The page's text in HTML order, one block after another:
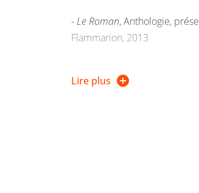
-Le Roman, Anthologie,
Flammarion, 2013
Collognat-Barès, Pocket, coll.
Lire plus